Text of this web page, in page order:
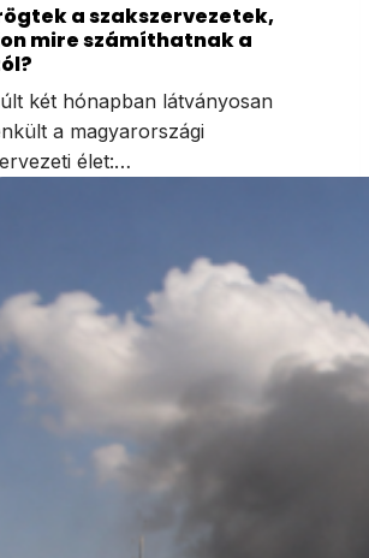
a szakszervezetek,
mire számíthatnak a
két hónapban látványosan
a magyarországi
élet:…